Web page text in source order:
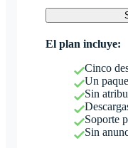
El plan incluye:
Cinco
Un
Sin
Soporte
Sin